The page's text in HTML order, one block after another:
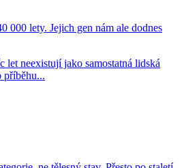
000 lety. Jejich gen nám ale dodnes
let neexistují jako samostatná lidská
příběhu...